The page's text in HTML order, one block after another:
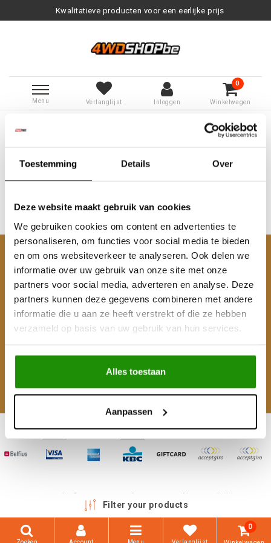
Toestemming Details Over
Deze website maakt gebruik van cookies
We gebruiken cookies om content en advertenties te
personaliseren, om functies voor social media te bieden
en om ons websiteverkeer te analyseren. Ook delen we
informatie over uw gebruik van onze site met onze
partners voor social media, adverteren en analyse. Deze
partners kunnen deze gegevens combineren met andere
informatie die u aan ze heeft verstrekt of die ze hebben
verzameld op basis van uw gebruik van hun services.
Alles toestaan
Aanpassen
Kwalitatieve producten voor een eerlijke prijs
Menu Verlanglijst Inloggen
0
Winkelwagen
Geen producten gevonden!...
Klantenservice
Mijn account
Categorieën
Copyright © 2026 - 4WD Shop | Powered by emarkable
Filter your products
0